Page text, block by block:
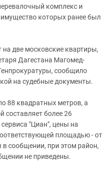
комплекс и
которых ранее был
две московские квартиры,
Дагестана Магомед-
сообщило
на судебные документы.
88 квадратных метров, а
составляет более 26
"Циан", цены на
площадью - от
в сообщении, при этом район,
не приведены.